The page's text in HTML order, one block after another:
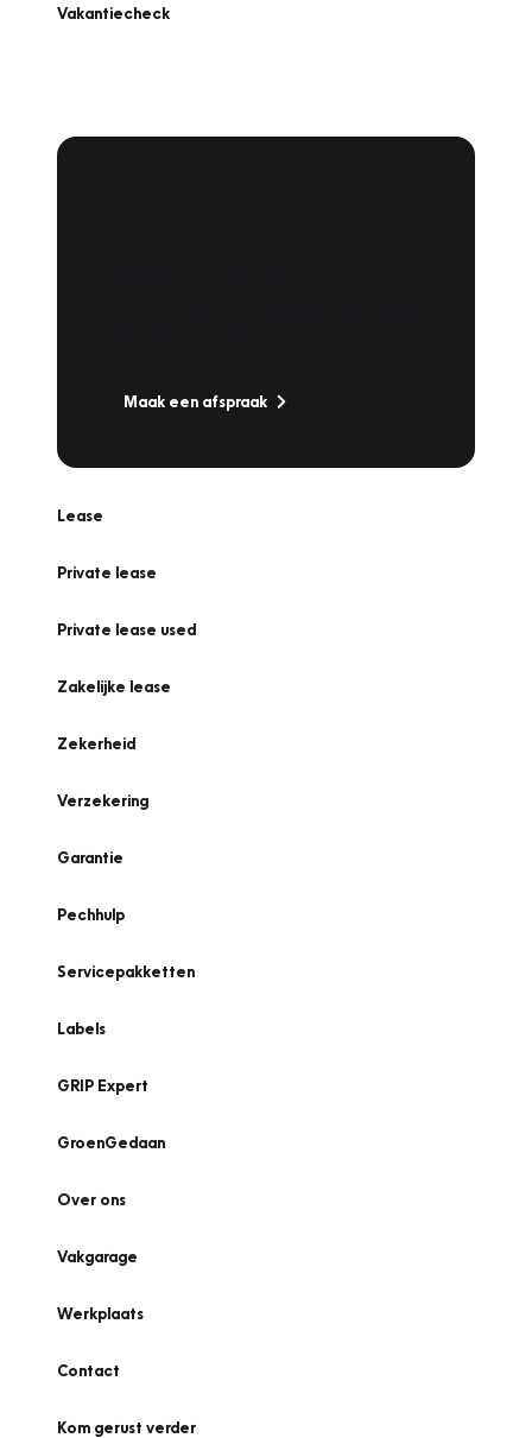
Vakantiecheck
Maak een afspraak
Lease
Private lease
Private lease used
Zakelijke lease
Zekerheid
Verzekering
Garantie
Pechhulp
Servicepakketten
Labels
GRIP Expert
GroenGedaan
Over ons
Vakgarage
Werkplaats
Contact
Kom gerust verder